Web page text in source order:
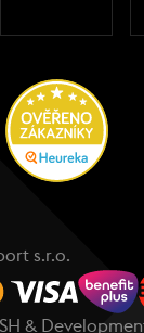
s.r.o.
&